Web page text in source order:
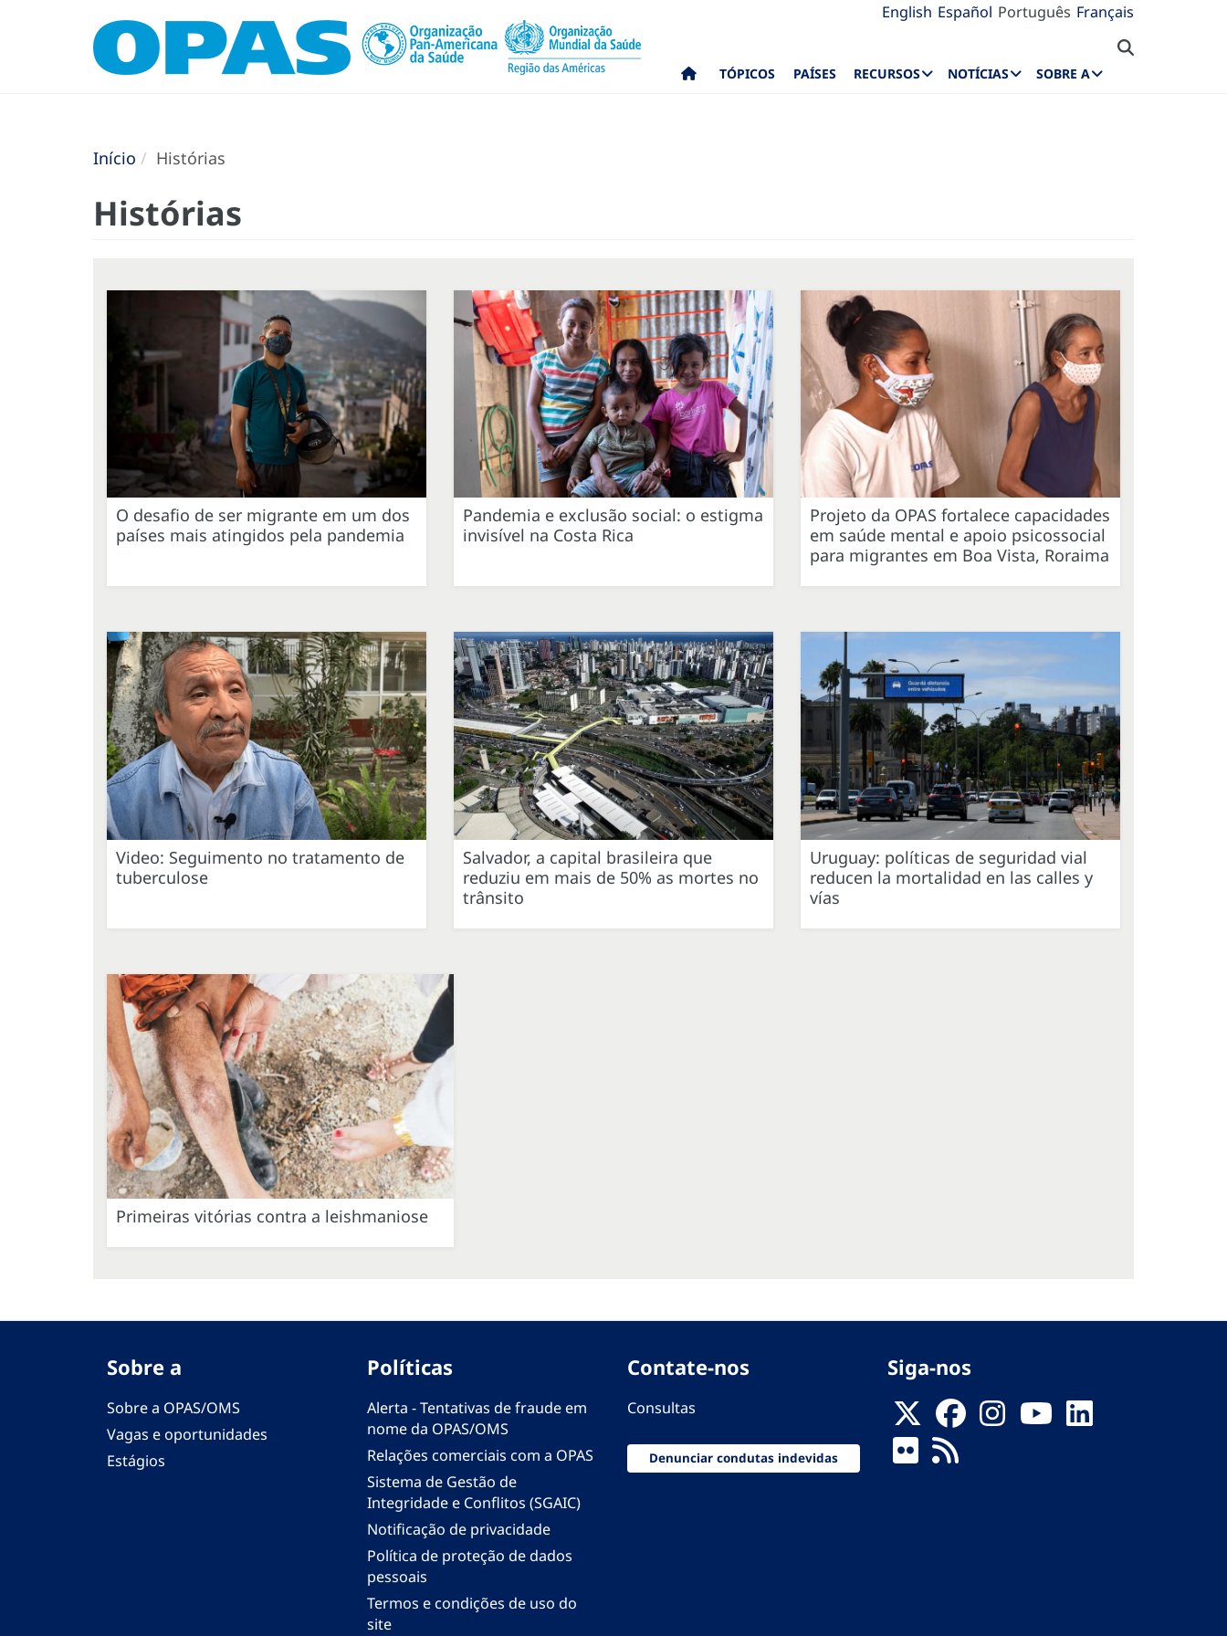
English Español Português Français
TÓPICOS PAÍSES RECURSOS NOTÍCIAS SOBRE A
Início Histórias
Histórias
O desafio de ser migrante em um dos
países mais atingidos pela pandemia
Pandemia e exclusão social: o estigma
invisível na Costa Rica
Projeto da OPAS fortalece capacidades
em saúde mental e apoio psicossocial
para migrantes em Boa Vista, Roraima
Video: Seguimento no tratamento de
tuberculose
Salvador, a capital brasileira que
reduziu em mais de 50% as mortes no
trânsito
Uruguay: políticas de seguridad vial
reducen la mortalidad en las calles y
vías
Primeiras vitórias contra a leishmaniose
Sobre a
Sobre a OPAS/OMS
Vagas e oportunidades
Estágios
Políticas
Alerta - Tentativas de fraude em
nome da OPAS/OMS
Relações comerciais com a OPAS
Sistema de Gestão de
Integridade e Conflitos (SGAIC)
Notificação de privacidade
Política de proteção de dados
pessoais
Termos e condições de uso do
site
Contate-nos
Consultas
Denunciar condutas indevidas
Siga-nos